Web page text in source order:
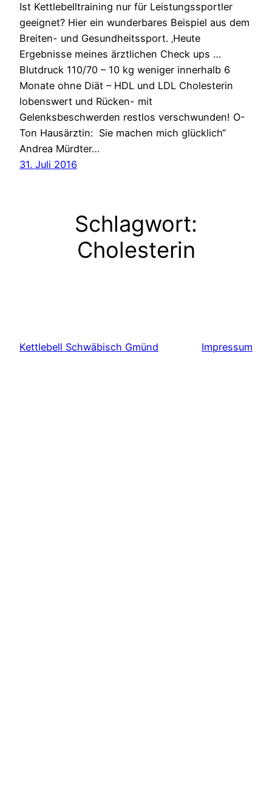
Ist Kettlebelltraining nur für Leistungssportler
geeignet? Hier ein wunderbares Beispiel aus dem
Breiten- und Gesundheitssport. ‚Heute
Ergebnisse meines ärztlichen Check ups …
Blutdruck 110/70 – 10 kg weniger innerhalb 6
Monate ohne Diät – HDL und LDL Cholesterin
lobenswert und Rücken- mit
Gelenksbeschwerden restlos verschwunden! O-
Ton Hausärztin: Sie machen mich glücklich“
Andrea Mürdter…
31. Juli 2016
Schlagwort:
Cholesterin
Kettlebell Schwäbisch Gmünd Impressum